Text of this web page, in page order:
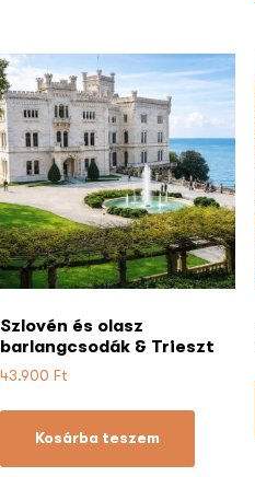
Szlovén és olasz
barlangcsodák & Trieszt
43.900 Ft
Kosárba teszem